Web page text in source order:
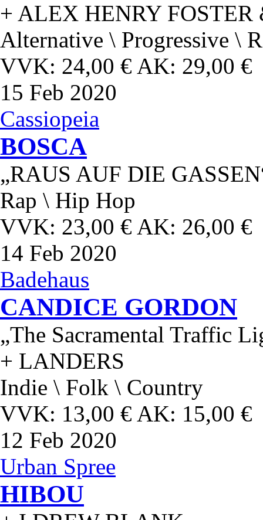
+ ALEX HENRY
Alternative \ Progressive \
VVK: 24,00 € AK: 29,00 €
15 Feb 2020
Cassiopeia
BOSCA
„RAUS AUF DIE
Rap \ Hip Hop
VVK: 23,00 € AK: 26,00 €
14 Feb 2020
Badehaus
CANDICE GORDON
„The Sacramental Traffic
+ LANDERS
Indie \ Folk \ Country
VVK: 13,00 € AK: 15,00 €
12 Feb 2020
Urban Spree
HIBOU